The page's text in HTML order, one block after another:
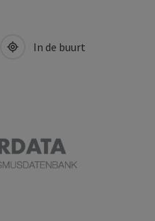
In de buurt